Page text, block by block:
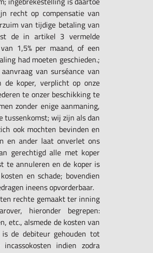
recht op compensatie van
van tijdige betaling van
de in artikel 3 vermelde
1,5% per maand, of een
had moeten geschieden.;
van surséance van
koper, verplicht op onze
te onzer beschikking te
zonder enige aanmaning,
tussenkomst; wij zijn als dan
ook mochten bevinden en
en ander laat onverlet ons
gerechtigd alle met koper
te annuleren en de koper is
en schade; bovendien
ineens opvorderbaar.
rechte gemaakt ter inning
hieronder begrepen:
etc., alsmede de kosten van
de debiteur gehouden tot
indien zodra